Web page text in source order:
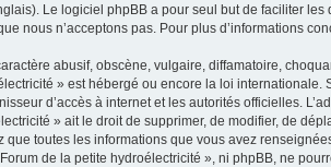
Le logiciel phpBB a pour seul but de faciliter
nous n’acceptons pas. Pour plus d’informations
abusif, obscène, vulgaire, diffamatoire,
» est hébergé ou encore la loi
d’accès à internet et les autorités officielles.
» ait le droit de supprimer, de modifier, de
que toutes les informations que vous avez
de la petite hydroélectricité », ni phpBB, ne